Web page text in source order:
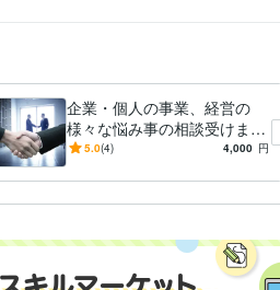
企業・個人の事業、経営の
様々な悩み事の相談受けます
コンサルタントとしてあなた
5.0(4) 4,000 円